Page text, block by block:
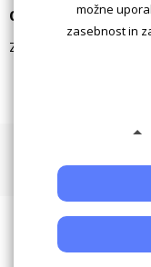
Odgovori
Za komentiranje
možne
zasebnost in